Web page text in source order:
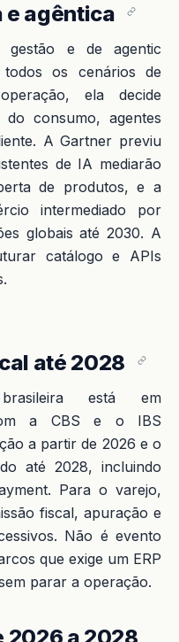
e agêntica
e de agentic
os cenários de
ela decide
consumo, agentes
A Gartner previu
de IA mediarão
de produtos, e a
intermediado por
globais até 2030. A
catálogo e APIs
até 2028
está em
a CBS e o IBS
a partir de 2026 e o
até 2028, incluindo
Para o varejo,
fiscal, apuração e
Não é evento
que exige um ERP
parar a operação.